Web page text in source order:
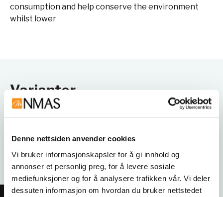
Denne nettsiden anvender cookies
Vi bruker informasjonskapsler for å gi innhold og
annonser et personlig preg, for å levere sosiale
mediefunksjoner og for å analysere trafikken vår. Vi deler
dessuten informasjon om hvordan du bruker nettstedet
consumption and help conserve the environment
whilst lower
Varianter